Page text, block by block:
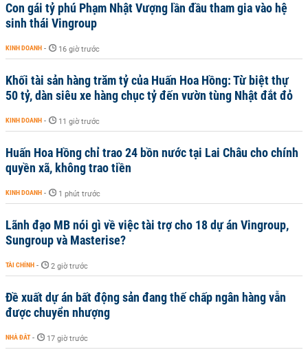
Con gái tỷ phú Phạm Nhật Vượng lần đầu tham gia vào hệ
sinh thái Vingroup
KINH DOANH - 16 giờ trước
Khối tài sản hàng trăm tỷ của Huấn Hoa Hồng: Từ biệt thự
50 tỷ, dàn siêu xe hàng chục tỷ đến vườn tùng Nhật đắt đỏ
KINH DOANH - 11 giờ trước
Huấn Hoa Hồng chỉ trao 24 bồn nước tại Lai Châu cho chính
quyền xã, không trao tiền
KINH DOANH - 1 phút trước
Lãnh đạo MB nói gì về việc tài trợ cho 18 dự án Vingroup,
Sungroup và Masterise?
TÀI CHÍNH - 2 giờ trước
Đề xuất dự án bất động sản đang thế chấp ngân hàng vẫn
được chuyển nhượng
NHÀ ĐẤT - 17 giờ trước